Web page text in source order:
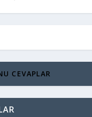
CEVAPLAR